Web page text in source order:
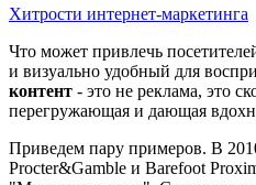
Хитрости интернет-маркетинга
Что может привлечь
и визуально удобный для
контент - это не реклама, это
перегружающая и дающая
Приведем пару примеров. В
Procter&Gamble и Barefoot